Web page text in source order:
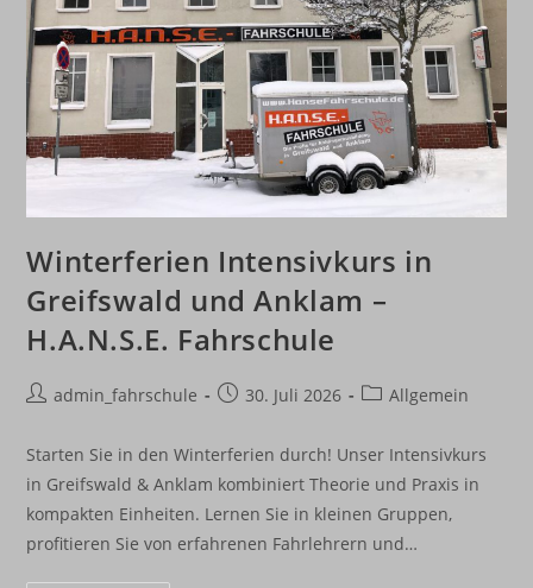
Winterferien Intensivkurs in
Greifswald und Anklam –
H.A.N.S.E. Fahrschule
Beitrags-
admin_fahrschule
Beitrag30. Juli 2026
Beitrags-
Allgemein
Starten Sie in den Winterferien durch! Unser Intensivkurs
in Greifswald & Anklam kombiniert Theorie und Praxis in
kompakten Einheiten. Lernen Sie in kleinen Gruppen,
profitieren Sie von erfahrenen Fahrlehrern und…